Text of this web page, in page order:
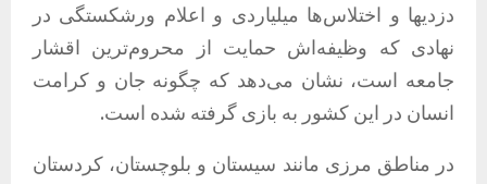
دزدیها و اختلاس‌ها میلیاردی و اعلام ورشکستگی در
نهادی که وظیفه‌اش حمایت از محروم‌ترین اقشار
جامعه است، نشان می‌دهد که چگونه جان و کرامت
انسان در این کشور به بازی گرفته شده است.
در مناطق مرزی مانند سیستان و بلوچستان، کردستان